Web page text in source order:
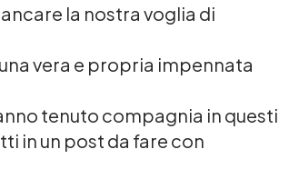
la nostra voglia di
vera e propria impennata
tenuto compagnia in questi
in un post da fare con